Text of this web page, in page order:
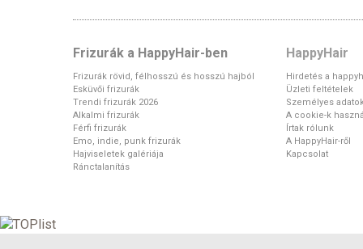
Frizurák a HappyHair-ben
Frizurák rövid, félhosszú és hosszú hajból
Esküvői frizurák
Trendi frizurák 2026
Alkalmi frizurák
Férfi frizurák
Emo, indie, punk frizurák
Hajviseletek galériája
Ránctalanítás
HappyHair
Hirdetés a
Üzleti feltételek
Személyes
A cookie-k
Írtak rólunk
A HappyHair-ről
Kapcsolat